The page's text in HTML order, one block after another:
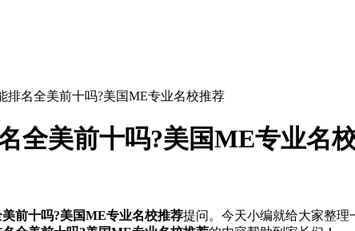
排名全美前十吗?美国ME专业名校推荐
全美前十吗?美国ME专业名
前十吗?美国ME专业名校推荐提问。今天小编就给大家整理